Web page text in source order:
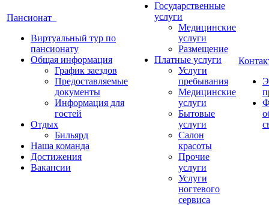
Пансионат
Виртуальный тур по
пансионату
Общая информация
График заездов
Предоставляемые
документы
Информация для
гостей
Отдых
Бильярд
Наша команда
Достижения
Вакансии
Государственные
услуги
Медицинские
услуги
Размещение
Платные услуги
Услуги
пребывания
Медицинские
услуги
Бытовые
услуги
Салон
красоты
Прочие
услуги
Услуги
ногтевого
сервиса